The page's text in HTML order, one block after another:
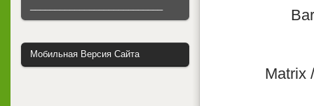
Matrix
Мобильная Версия Сайта